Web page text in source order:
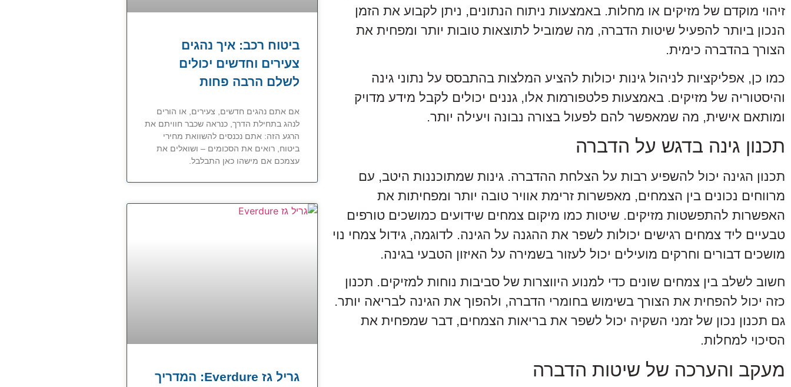
זיהוי מוקדם של מזיקים או מחלות. באמצעות ניתוח הנתונים, ניתן לקבוע את הזמן
הנכון ביותר להפעיל שיטות הדברה, מה שמוביל לתוצאות טובות יותר ומפחית את
הצורך בהדברה כימית.
כמו כן, אפליקציות לניהול גינות יכולות להציע המלצות בהתבסס על נתוני גינה
והיסטוריה של מזיקים. באמצעות פלטפורמות אלו, גננים יכולים לקבל מידע מדויק
ומותאם אישית, מה שמאפשר להם לפעול בצורה נבונה ויעילה יותר.
תכנון גינה בדגש על הדברה
תכנון הגינה יכול להשפיע רבות על הצלחת ההדברה. גינות שמתוכננות היטב, עם
מרווחים נכונים בין הצמחים, מאפשרות זרימת אוויר טובה יותר ומפחיתות את
האפשרות להתפשטות מזיקים. שיטות כמו מיקום צמחים שידועים כמושכים טורפים
טבעיים ליד צמחים רגישים יכולות לשפר את ההגנה על הגינה. לדוגמה, גידול צמחי נוי
מושכים דבורים וחרקים מועילים יכול לעזור בשמירה על האיזון הטבעי בגינה.
חשוב לשלב בין צמחים שונים כדי למנוע היווצרות של סביבות נוחות למזיקים. תכנון
כזה יכול להפחית את הצורך בשימוש בחומרי הדברה, ולהפוך את הגינה לבריאה יותר.
גם תכנון נכון של זמני השקיה יכול לשפר את בריאות הצמחים, דבר שמפחית את
הסיכוי למחלות.
מעקב והערכה של שיטות הדברה
ביטוח רכב: איך נהגים
צעירים וחדשים יכולים
לשלם הרבה פחות
אם אתם נהגים חדשים, צעירים, או הורים
לנהג בתחילת הדרך, כנראה שכבר חוויתם את
הרגע הזה: אתם נכנסים להשוואת מחירי
ביטוח, רואים את הסכומים – ושואלים את
עצמכם אם מישהו כאן התבלבל.
גריל גז Everdure: המדריך